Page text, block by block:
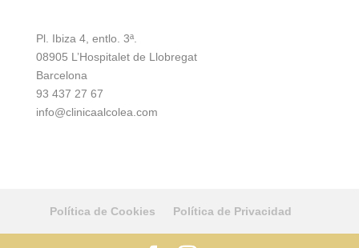
Pl. Ibiza 4, entlo. 3ª.
08905 L’Hospitalet de Llobregat
Barcelona
93 437 27 67
info@clinicaalcolea.com
Política de Cookies Política de Privacidad